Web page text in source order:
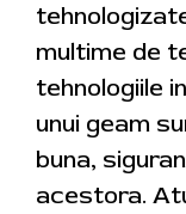
multime de
tehnologiile
unui geam
buna,
acestora.